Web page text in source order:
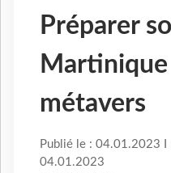
Préparer
Martinique
métavers
Publié le : 04.01.2023 I
04.01.2023